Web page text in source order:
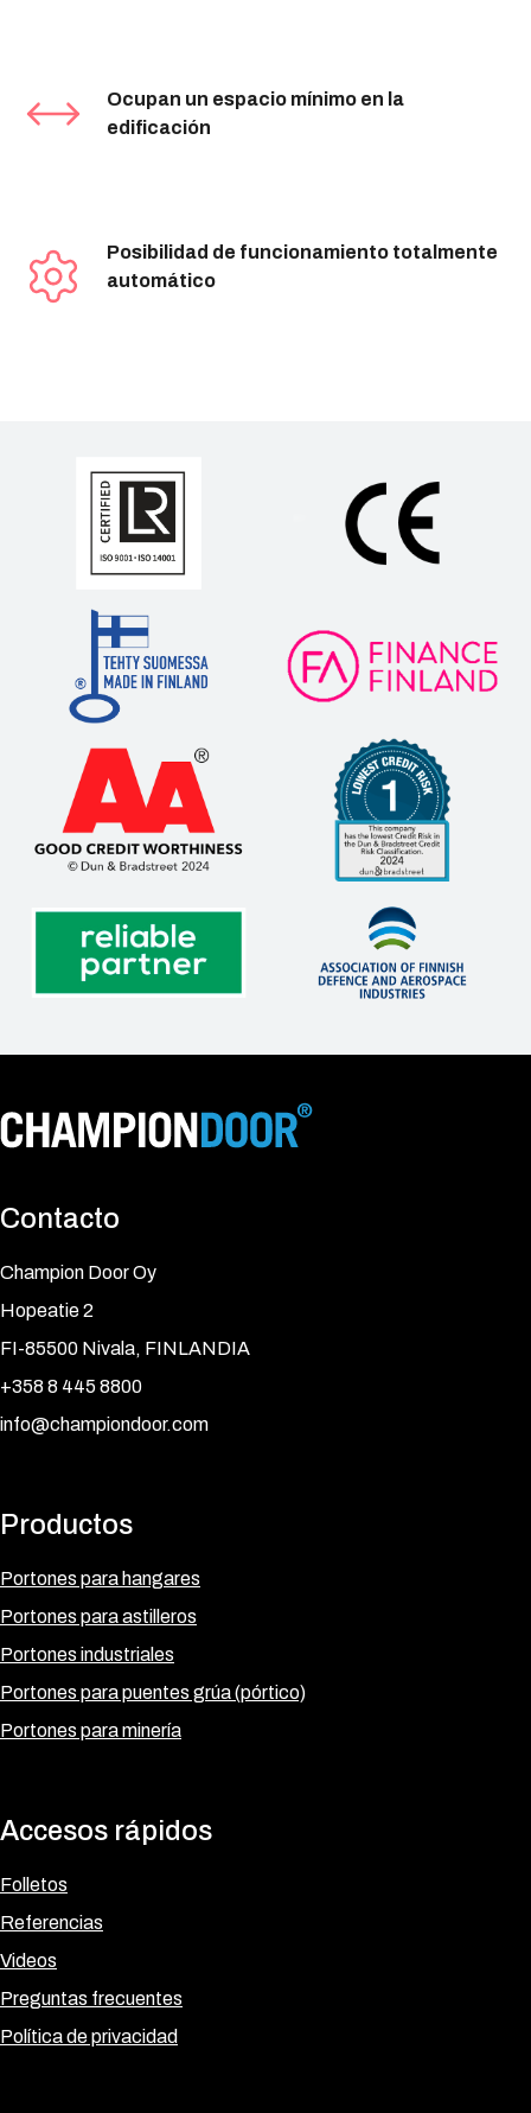
Ocupan un espacio mínimo en la
edificación
Posibilidad de funcionamiento totalmente
automático
Contacto
Champion Door Oy
Hopeatie 2
FI-85500 Nivala, FINLANDIA
+358 8 445 8800
info@championdoor.com
Productos
Portones para hangares
Portones para astilleros
Portones industriales
Portones para puentes grúa (pórtico)
Portones para minería
Accesos rápidos
Folletos
Referencias
Videos
Preguntas frecuentes
Política de privacidad